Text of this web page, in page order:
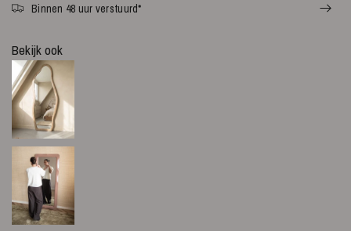
Binnen 48 uur verstuurd*
Bekijk ook